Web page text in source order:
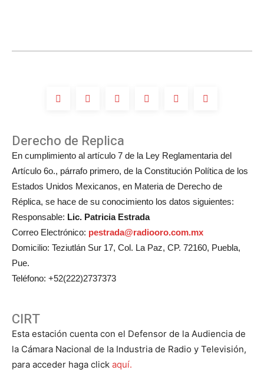
boda
Derecho de Replica
En cumplimiento al artículo 7 de la Ley Reglamentaria del
Artículo 6o., párrafo primero, de la Constitución Política de los
Estados Unidos Mexicanos, en Materia de Derecho de
Réplica, se hace de su conocimiento los datos siguientes:
Responsable: Lic. Patricia Estrada
Correo Electrónico: pestrada@radiooro.com.mx
Domicilio: Teziutlán Sur 17, Col. La Paz, CP. 72160, Puebla,
Pue.
Teléfono: +52(222)2737373
CIRT
Esta estación cuenta con el Defensor de la Audiencia de
la Cámara Nacional de la Industria de Radio y Televisión,
para acceder haga click aquí.